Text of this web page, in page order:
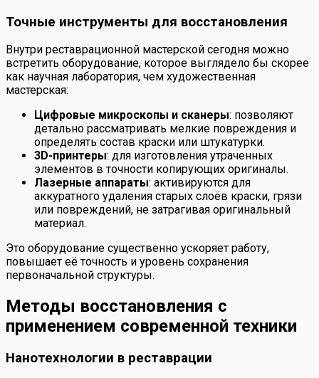
Точные инструменты для восстановления
Внутри реставрационной мастерской сегодня можно
встретить оборудование, которое выглядело бы скорее
как научная лаборатория, чем художественная
мастерская:
Цифровые микроскопы и сканеры: позволяют
детально рассматривать мелкие повреждения и
определять состав краски или штукатурки.
3D-принтеры: для изготовления утраченных
элементов в точности копирующих оригиналы.
Лазерные аппараты: активируются для
аккуратного удаления старых слоёв краски, грязи
или повреждений, не затрагивая оригинальный
материал.
Это оборудование существенно ускоряет работу,
повышает её точность и уровень сохранения
первоначальной структуры.
Методы восстановления с
применением современной техники
Нанотехнологии в реставрации